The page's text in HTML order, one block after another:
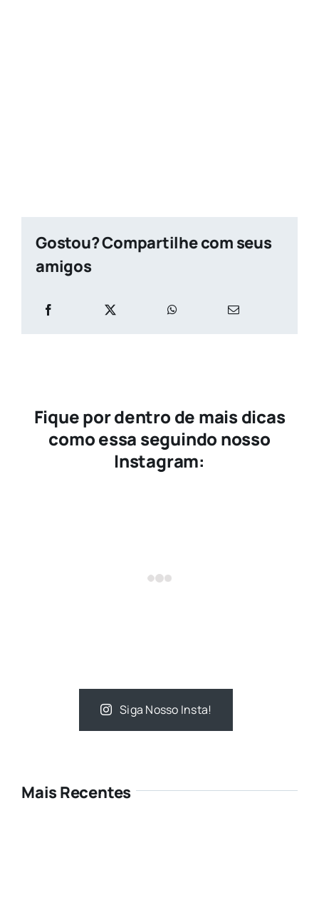
Gostou? Compartilhe com seus
amigos
Fique por dentro de mais dicas
como essa seguindo nosso
Instagram:
Siga Nosso Insta!
Mais Recentes